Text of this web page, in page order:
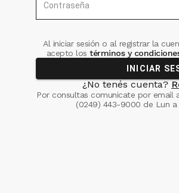
Contraseña
Al iniciar sesión o al registrar la
acepto los términos y
INICIAR
¿No tenés cuenta?
Por consultas comunicate por email
(0249) 443-9000 de Lun a